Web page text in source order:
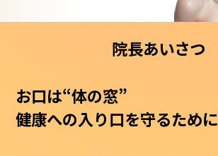
院長あいさつ
お口は“体の窓”
――健康への入り口を守るために